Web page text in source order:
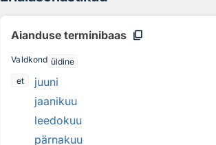
Aianduse terminibaas content_copy
Valdkond üldine
et
juuni
jaanikuu
leedokuu
pärnakuu